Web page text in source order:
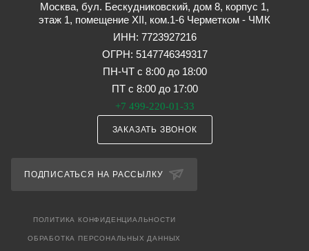
Москва, бул. Бескудниковский, дом 8, корпус 1,
этаж 1, помещение XII, ком.1-6 Черметком - ЧМК
ИНН: 7723927216
ОГРН: 5147746349317
ПН-ЧТ с 8:00 до 18:00
ПТ с 8:00 до 17:00
+7 499-220-01-33
ЗАКАЗАТЬ ЗВОНОК
ПОДПИСАТЬСЯ НА РАССЫЛКУ
ПОЛИТИКА КОНФИДЕНЦИАЛЬНОСТИ
ОБРАБОТКА ПЕРСОНАЛЬНЫХ ДАННЫХ